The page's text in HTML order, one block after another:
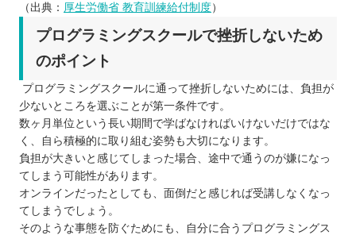
（出典： 厚生労働省 教育訓練給付制度）
プログラミングスクールで挫折しないため
のポイント
プログラミングスクールに通って挫折しないためには、負担が
少ないところを選ぶことが第一条件です。
数ヶ月単位という長い期間で学ばなければいけないだけではな
く、自ら積極的に取り組む姿勢も大切になります。
負担が大きいと感じてしまった場合、途中で通うのが嫌になっ
てしまう可能性があります。
オンラインだったとしても、面倒だと感じれば受講しなくなっ
てしまうでしょう。
そのような事態を防ぐためにも、自分に合うプログラミングス